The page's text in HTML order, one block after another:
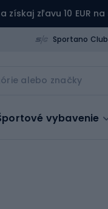
zľavu 10 EUR
Sportano Club
vybavenie